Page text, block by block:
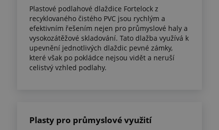
Plastové podlahové dlaždice Fortelock z
recyklovaného čistého PVC jsou rychlým a
efektivním řešením nejen pro průmyslové haly a
vysokozátěžové skladování. Tato dlažba využívá k
upevnění jednotlivých dlaždic pevné zámky,
které však po pokládce nejsou vidět a neruší
celistvý vzhled podlahy.
Plasty pro průmyslové využití